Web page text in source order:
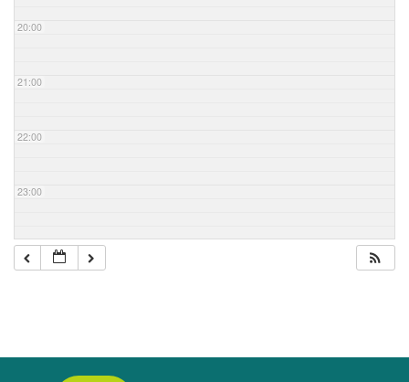
20:00
21:00
22:00
23:00